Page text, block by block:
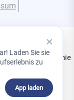
Diese Produktlinie
installieren,
×
Laden Sie sie
zu
App laden